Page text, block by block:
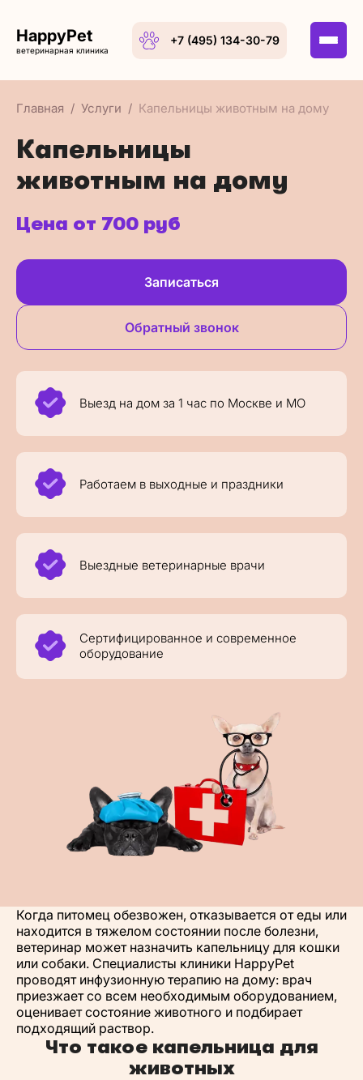
HappyPet
ветеринарная клиника
+7 (495) 134-30-79
Главная Услуги Капельницы животным на дому
Капельницы
животным на дому
Цена от 700 руб
Записаться
Обратный звонок
Выезд на дом за 1 час по Москве и МО
Работаем в выходные и праздники
Выездные ветеринарные врачи
Сертифицированное и современное
оборудование
Когда питомец обезвожен, отказывается от еды или
находится в тяжелом состоянии после болезни,
ветеринар может назначить капельницу для кошки
или собаки. Специалисты клиники HappyPet
проводят инфузионную терапию на дому: врач
приезжает со всем необходимым оборудованием,
оценивает состояние животного и подбирает
подходящий раствор.
Что такое капельница для
животных